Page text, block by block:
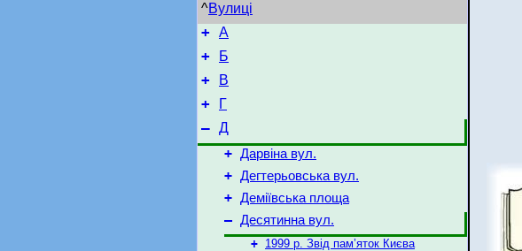
^Вулиці
+ А
+ Б
+ В
+ Г
– Д
+ Дарвіна вул.
+ Дегтерьовська вул.
+ Деміївська площа
– Десятинна вул.
+ 1999 р. Звід пам’яток Києва